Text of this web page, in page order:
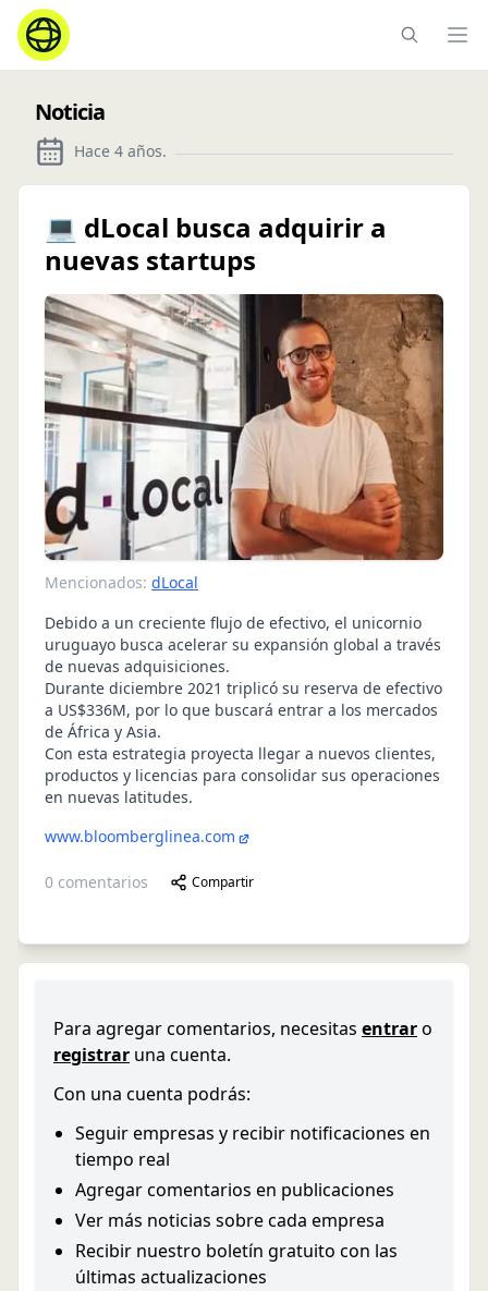
Noticia
Hace 4 años.
💻 dLocal busca adquirir a
nuevas startups
Mencionados: dLocal
Debido a un creciente flujo de efectivo, el unicornio
uruguayo busca acelerar su expansión global a través
de nuevas adquisiciones.
Durante diciembre 2021 triplicó su reserva de efectivo
a US$336M, por lo que buscará entrar a los mercados
de África y Asia.
Con esta estrategia proyecta llegar a nuevos clientes,
productos y licencias para consolidar sus operaciones
en nuevas latitudes.
www.bloomberglinea.com
0 comentarios Compartir
Para agregar comentarios, necesitas entraro
registrar una cuenta.
Con una cuenta podrás:
Seguir empresas y recibir notificaciones en
tiempo real
Agregar comentarios en publicaciones
Ver más noticias sobre cada empresa
Recibir nuestro boletín gratuito con las
últimas actualizaciones